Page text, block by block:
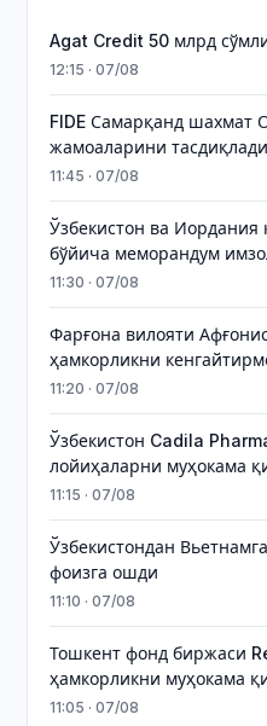
Agat Credit 50 млрд
12:15 · 07/08
FIDE Самарқанд шахмат
жамоаларини тасдиқлади
11:45 · 07/08
Ўзбекистон ва
бўйича меморандум
11:30 · 07/08
Фарғона вилояти
ҳамкорликни
11:20 · 07/08
Ўзбекистон Cadila
лойиҳаларни муҳокама
11:15 · 07/08
Ўзбекистондан
фоизга ошди
11:10 · 07/08
Тошкент фонд биржаси
ҳамкорликни муҳокама
11:05 · 07/08